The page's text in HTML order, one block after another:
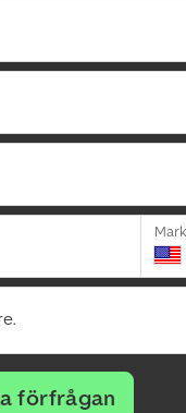
Mark
förfrågan